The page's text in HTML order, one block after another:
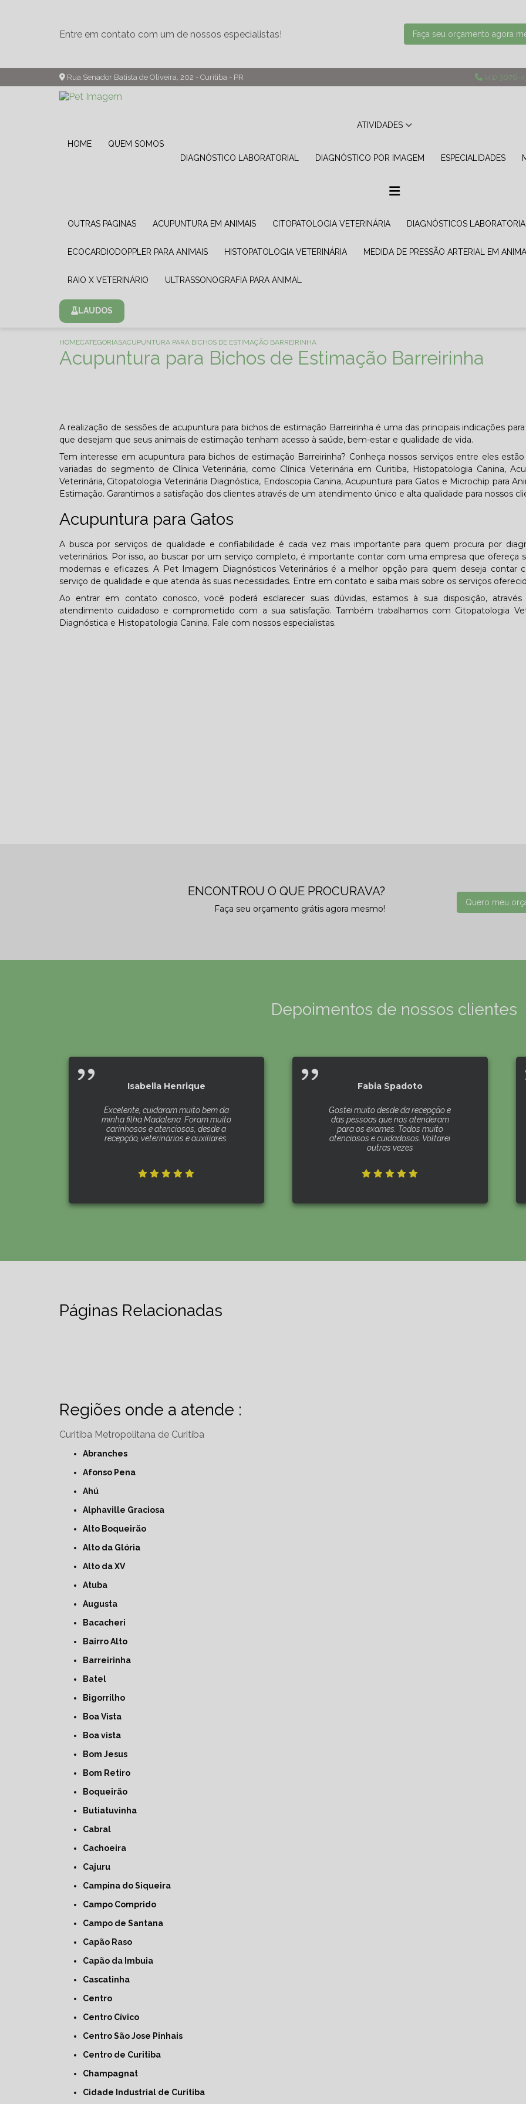
Entre em contato com um de nossos especialistas! Faça seu orçamento agora
Rua Senador Batista de Oliveira, 202 - Curitiba - PR (41) 3076-
HOME QUEM SOMOS
ATIVIDADES
DIAGNÓSTICO LABORATORIAL DIAGNÓSTICO POR IMAGEM ESPECIALIDADES
OUTRAS PAGINAS ACUPUNTURA EM ANIMAIS CITOPATOLOGIA VETERINÁRIA DIAGNÓSTICOS
ECOCARDIODOPPLER PARA ANIMAIS HISTOPATOLOGIA VETERINÁRIA MEDIDA DE PRESSÃO ARTERIAL EM
RAIO X VETERINÁRIO ULTRASSONOGRAFIA PARA ANIMAL
LAUDOS
HOMECATEGORIASACUPUNTURA PARA BICHOS DE ESTIMAÇÃO BARREIRINHA
Acupuntura para Bichos de Estimação Barreirinha
A realização de sessões de acupuntura para bichos de estimação Barreirinha é uma das principais indicações
que desejam que seus animais de estimação tenham acesso à saúde, bem-estar e qualidade de vida.
Tem interesse em acupuntura para bichos de estimação Barreirinha? Conheça nossos serviços entre eles
variadas do segmento de Clínica Veterinária, como Clínica Veterinária em Curitiba, Histopatologia Canina,
Veterinária, Citopatologia Veterinária Diagnóstica, Endoscopia Canina, Acupuntura para Gatos e Microchip para
Estimação. Garantimos a satisfação dos clientes através de um atendimento único e alta qualidade para nossos
Acupuntura para Gatos
A busca por serviços de qualidade e confiabilidade é cada vez mais importante para quem procura por
veterinários. Por isso, ao buscar por um serviço completo, é importante contar com uma empresa que ofereça
modernas e eficazes. A Pet Imagem Diagnósticos Veterinários é a melhor opção para quem deseja contar
serviço de qualidade e que atenda às suas necessidades. Entre em contato e saiba mais sobre os serviços
Ao entrar em contato conosco, você poderá esclarecer suas dúvidas, estamos à sua disposição,
atendimento cuidadoso e comprometido com a sua satisfação. Também trabalhamos com Citopatologia
Diagnóstica e Histopatologia Canina. Fale com nossos especialistas.
ENCONTROU O QUE PROCURAVA?
Faça seu orçamento grátis agora mesmo!
Quero meu
Depoimentos de nossos clientes
Isabella Henrique
Excelente, cuidaram muito bem da
minha filha Madalena. Foram muito
carinhosos e atenciosos, desde a
recepção, veterinários e auxiliares.
Fabia Spadoto
Gostei muito desde da recepção e
das pessoas que nos atenderam
para os exames. Todos muito
atenciosos e cuidadosos. Voltarei
outras vezes
Páginas Relacionadas
Regiões onde a atende :
Curitiba Metropolitana de Curitiba
Abranches
Afonso Pena
Ahú
Alphaville Graciosa
Alto Boqueirão
Alto da Glória
Alto da XV
Atuba
Augusta
Bacacheri
Bairro Alto
Barreirinha
Batel
Bigorrilho
Boa Vista
Boa vista
Bom Jesus
Bom Retiro
Boqueirão
Butiatuvinha
Cabral
Cachoeira
Cajuru
Campina do Siqueira
Campo Comprido
Campo de Santana
Capão Raso
Capão da Imbuia
Cascatinha
Centro
Centro Cívico
Centro São Jose Pinhais
Centro de Curitiba
Champagnat
Cidade Industrial de Curitiba